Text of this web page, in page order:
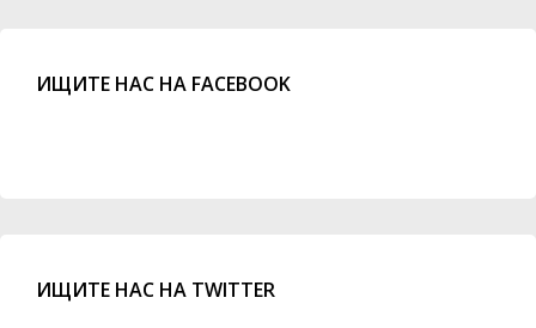
ИЩИТЕ НАС НА FACEBOOK
ИЩИТЕ НАС НА TWITTER